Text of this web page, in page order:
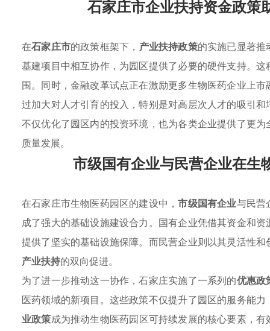
石家庄市企业扶持资金政策
在石家庄市的政策框架下， 产业扶持政策的实施已显著推
基建项目中相互协作，为园区提供了必要的硬件支持。
围。同时，金融改革试点正在激励更多生物医药企业上
过加大对人才引育的投入，特别是对高层次人才的吸引和
不仅优化了园区内的投资环境，也为各类企业提供了更为
质量发展。
市级国有企业与民营企业在生
在石家庄市生物医药园区的建设中，市级国有企业与民营
成了强大的基础设施建设合力。国有企业凭借其资金和
提供了坚实的基础设施保障。而民营企业则以其灵活性
产业扶持的双向促进。
为了进一步推动这一协作，石家庄实施了一系列的优惠政
医药领域的新项目。这些政策不仅提升了园区的服务能
业政策成为推动生物医药园区可持续发展的核心要素，